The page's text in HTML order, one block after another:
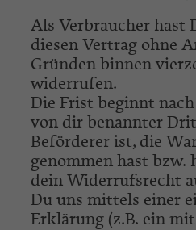
Als Verbraucher hast
diesen Vertrag ohne
Gründen binnen
widerrufen.
Die Frist beginnt
von dir benannter
Beförderer ist, die
genommen hast bzw.
dein Widerrufsrecht
Du uns mittels einer
Erklärung (z.B. ein